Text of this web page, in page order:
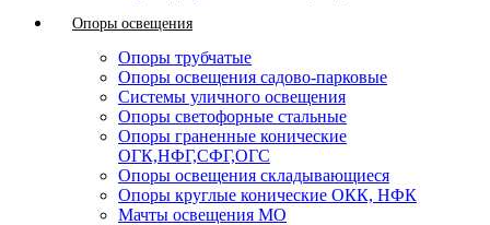
Опоры освещения
Опоры трубчатые
Опоры освещения садово-парковые
Системы уличного освещения
Опоры светофорные стальные
Опоры граненные конические
ОГК,НФГ,СФГ,ОГС
Опоры освещения складывающиеся
Опоры круглые конические ОКК, НФК
Мачты освещения МО